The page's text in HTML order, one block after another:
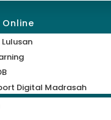
Lulusan
Digital Madrasah